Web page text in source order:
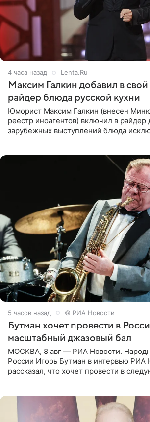
4 часа назад Lenta.Ru
Максим Галкин добавил в
райдер блюда русской кухни
Юморист Максим Галкин (внесен
реестр иноагентов) включил в райдер
зарубежных выступлений блюда
5 часов назад © РИА Новости
Бутман хочет провести в
масштабный джазовый бал
МОСКВА, 8 авг — РИА Новости.
России Игорь Бутман в интервью РИА
рассказал, что хочет провести в